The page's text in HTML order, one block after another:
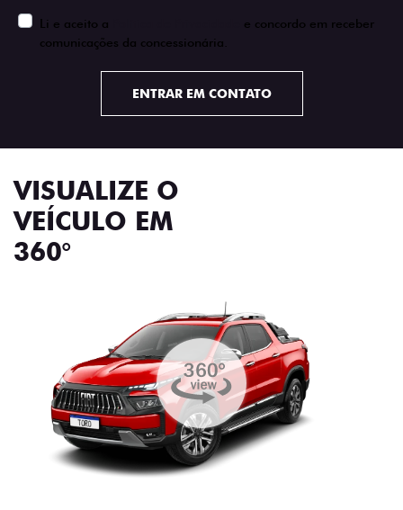
Li e aceito a
e concordo em receber
comunicações da concessionária.
ENTRAR EM CONTATO
VISUALIZE O
VEÍCULO EM
360°